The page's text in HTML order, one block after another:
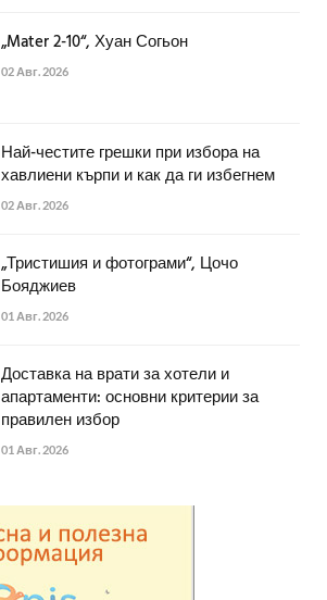
„Mater 2-10“, Хуан Согьон
02 Авг. 2026
Най-честите грешки при избора на
хавлиени кърпи и как да ги избегнем
02 Авг. 2026
„Тристишия и фотограми“, Цочо
Бояджиев
01 Авг. 2026
Доставка на врати за хотели и
апартаменти: основни критерии за
правилен избор
01 Авг. 2026